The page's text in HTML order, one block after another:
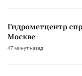
Гидрометцентр
Москве
47 минут назад